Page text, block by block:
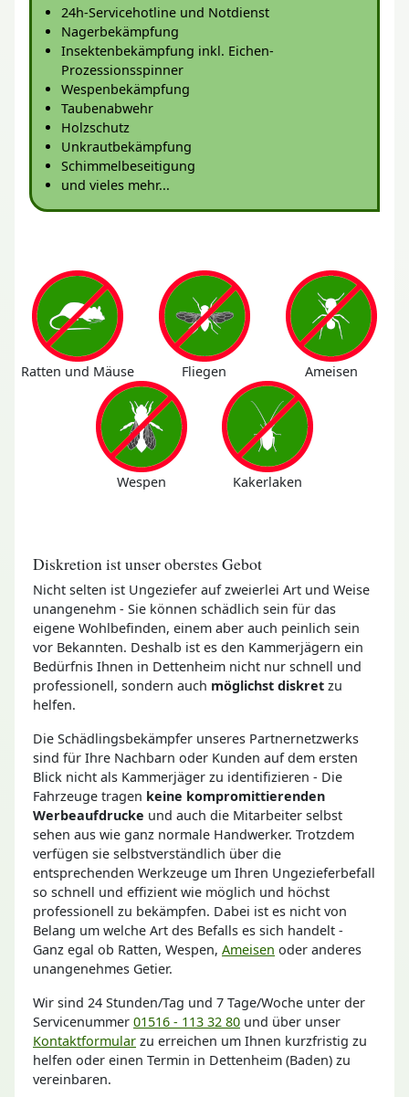
24h-Servicehotline und Notdienst
Nagerbekämpfung
Insektenbekämpfung inkl. Eichen-
Prozessionsspinner
Wespenbekämpfung
Taubenabwehr
Holzschutz
Unkrautbekämpfung
Schimmelbeseitigung
und vieles mehr...
Ratten und Mäuse Fliegen Ameisen
Wespen Kakerlaken
Diskretion ist unser oberstes Gebot
Nicht selten ist Ungeziefer auf zweierlei Art und Weise
unangenehm - Sie können schädlich sein für das
eigene Wohlbefinden, einem aber auch peinlich sein
vor Bekannten. Deshalb ist es den Kammerjägern ein
Bedürfnis Ihnen in Dettenheim nicht nur schnell und
professionell, sondern auch möglichst diskret zu
helfen.
Die Schädlingsbekämpfer unseres Partnernetzwerks
sind für Ihre Nachbarn oder Kunden auf dem ersten
Blick nicht als Kammerjäger zu identifizieren - Die
Fahrzeuge tragen keine kompromittierenden
Werbeaufdrucke und auch die Mitarbeiter selbst
sehen aus wie ganz normale Handwerker. Trotzdem
verfügen sie selbstverständlich über die
entsprechenden Werkzeuge um Ihren Ungezieferbefall
so schnell und effizient wie möglich und höchst
professionell zu bekämpfen. Dabei ist es nicht von
Belang um welche Art des Befalls es sich handelt -
Ganz egal ob Ratten, Wespen, Ameisen oder anderes
unangenehmes Getier.
Wir sind 24 Stunden/Tag und 7 Tage/Woche unter der
Servicenummer 01516 - 113 32 80 und über unser
Kontaktformular zu erreichen um Ihnen kurzfristig zu
helfen oder einen Termin in Dettenheim (Baden) zu
vereinbaren.